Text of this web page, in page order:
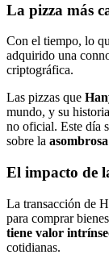
La pizza más
Con el tiempo, lo
adquirido una
criptográfica.
Las pizzas que
mundo, y su
no oficial. Este día
sobre la
El impacto de
La transacción de
para comprar
tiene valor
cotidianas.